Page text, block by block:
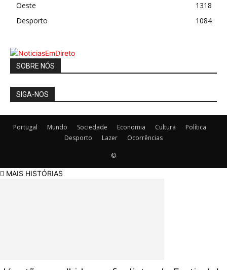
Oeste
1318
Desporto
1084
SOBRE NÓS
SIGA-NOS
Portugal Mundo Sociedade Economia Cultura
Política
Desporto
Lazer Ocorrências
©
MAIS HISTÓRIAS